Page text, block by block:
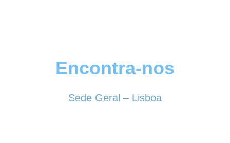
Encontra-nos
Sede Geral – Lisboa